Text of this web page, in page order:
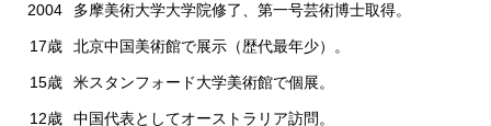
2004 多摩美術大学大学院修了、第一号芸術博士取得。
17歳 北京中国美術館で展示（歴代最年少）。
15歳 米スタンフォード大学美術館で個展。
12歳 中国代表としてオーストラリア訪問。